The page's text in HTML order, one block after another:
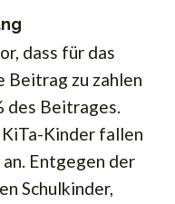
dass für das
zu zahlen
des Beitrages.
Kinder fallen
Entgegen der
Schulkinder,